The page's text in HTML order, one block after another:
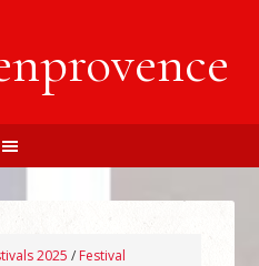
2025 / Festival